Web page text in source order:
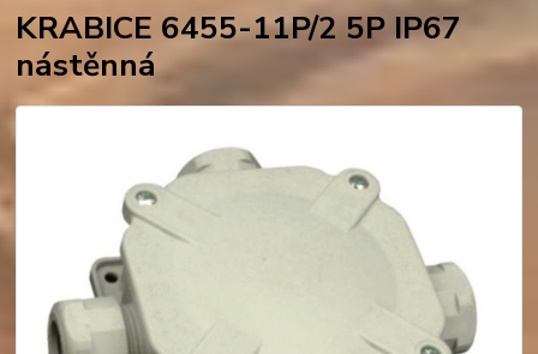
KRABICE 6455-11P/2 5P IP67
nástěnná